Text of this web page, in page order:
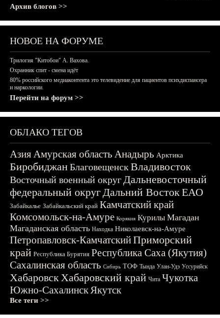
Архив блогов >>
НОВОЕ НА ФОРУМЕ
Трилогия "Китобои" А. Вахова.
Охранник спит - смена идёт
80% российского медиаконтента это телевидение для пациентов психдиспансера
и наркологии.
Перейти на форум >>
ОБЛАКО ТЕГОВ
АзияАмурская область Анадырь Арктика
БиробиджанБлаговещенскВладивосток
Восточный военный округДальневосточный
федеральный округДальний ВостокЕАО
Забайкалье Забайкальский край Камчатский край
Комсомольск-на-Амуре Корякия Курилы Магадан
Магаданская область Находка Николаевск-на-Амуре
Петропавловск-КамчатскийПриморский
край Республика Бурятия Республика Саха (Якутия)
Сахалинская область Сибирь ТОФ Тында Улан-Удэ Уссурийск
ХабаровскХабаровский край Чита Чукотка
Южно-СахалинскЯкутск
Все теги >>